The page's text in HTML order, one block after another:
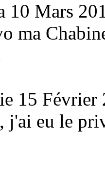
10 Mars
ma
15 Février
j'ai eu le